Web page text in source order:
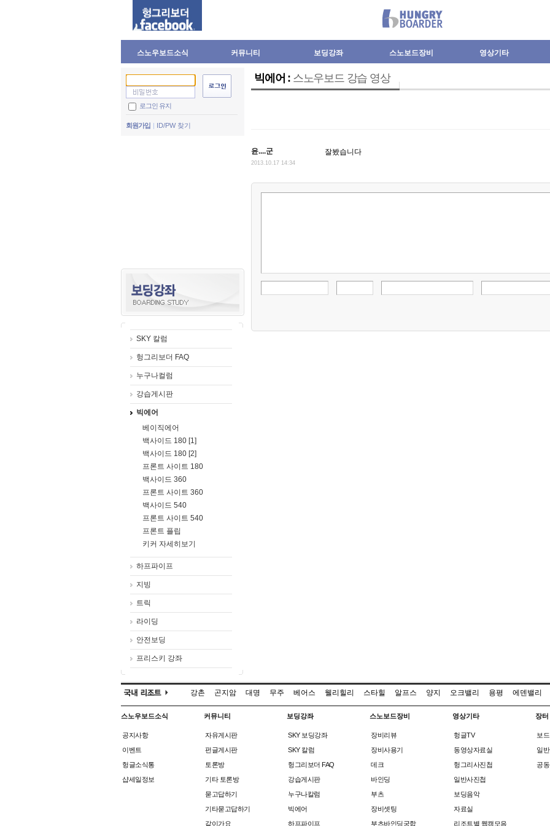
스노우보드소식 커뮤니티 보딩강좌 스노보드장비 영상기타
로그인 유지
회원가입 ID/PW 찾기
SKY 칼럼
헝그리보더 FAQ
누구나컬럼
강습게시판
빅에어
베이직에어
백사이드 180 [1]
백사이드 180 [2]
프론트 사이트 180
백사이드 360
프론트 사이트 360
백사이드 540
프론트 사이트 540
프론트 플립
키커 자세히보기
하프파이프
지빙
트릭
라이딩
안전보딩
프리스키 강좌
빅에어 : 스노우보드 강습 영상
윤....군
2013.10.17 14:34
잘봤습니다
강촌 곤지암 대명 무주 베어스 웰리힐리 스타힐 알프스 양지 오크밸리 용평 에덴밸리
스노우보드소식
공지사항
이벤트
헝글소식통
샵세일정보
커뮤니티
자유게시판
펀글게시판
토론방
기타 토론방
묻고답하기
기타묻고답하기
같이가요
보딩강좌
SKY 보딩강좌
SKY 칼럼
헝그리보더 FAQ
강습게시판
누구나칼럼
빅에어
하프파이프
스노보드장비
장비리뷰
장비사용기
데크
바인딩
부츠
장비셋팅
부츠바인딩궁합
영상기타
헝글TV
동영상자료실
헝그리사진첩
일반사진첩
보딩음악
자료실
리조트별 웹캠모음
장터
보
일
공